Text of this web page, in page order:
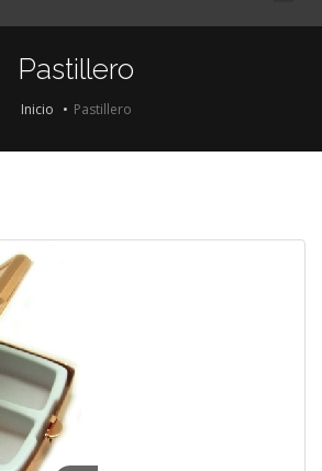
Pastillero
Inicio Pastillero